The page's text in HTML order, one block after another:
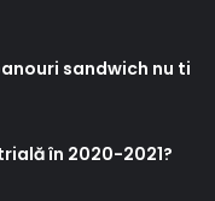
sandwich nu ti
în 2020-2021?